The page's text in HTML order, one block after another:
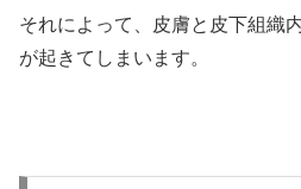
それによって、皮膚と皮下組織
が起きてしまいます。